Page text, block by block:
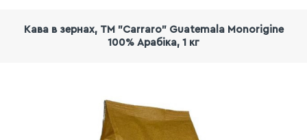
Кава в зернах, ТМ "Carraro" Guatemala Monorigine
100% Арабіка, 1 кг